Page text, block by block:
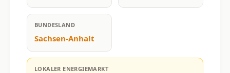
BUNDESLAND
Sachsen-Anhalt
LOKALER ENERGIEMARKT